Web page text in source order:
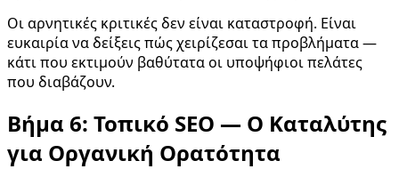
Οι αρνητικές κριτικές δεν είναι καταστροφή. Είναι
ευκαιρία να δείξεις πώς χειρίζεσαι τα προβλήματα —
κάτι που εκτιμούν βαθύτατα οι υποψήφιοι πελάτες
που διαβάζουν.
Βήμα 6: Τοπικό SEO — Ο Καταλύτης
για Οργανική Ορατότητα